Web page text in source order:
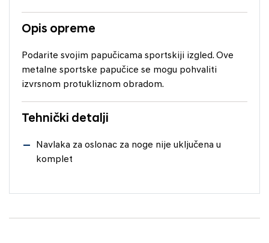
Opis opreme
Podarite svojim papučicama sportskiji izgled. Ove
metalne sportske papučice se mogu pohvaliti
izvrsnom protukliznom obradom.
Tehnički detalji
Navlaka za oslonac za noge nije uključena u
komplet